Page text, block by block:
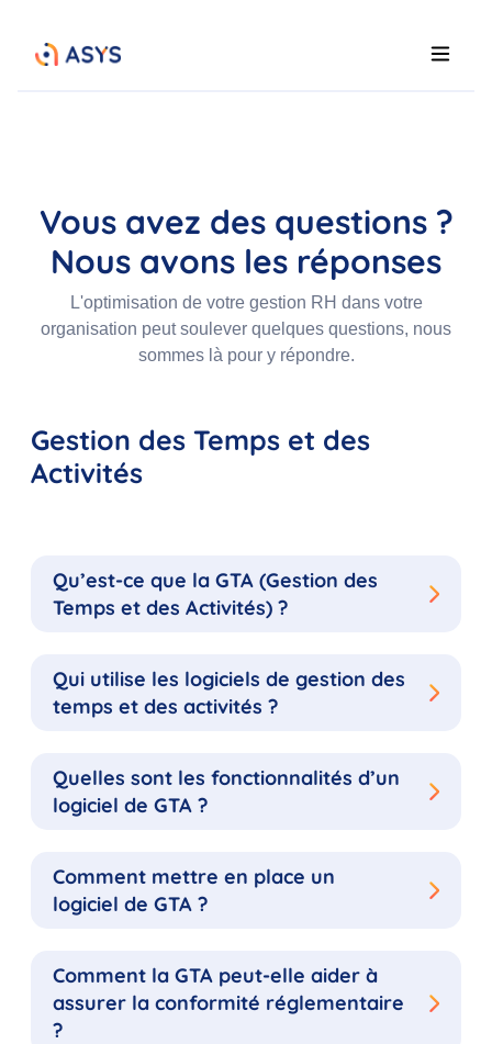
Vous avez des questions ?
Nous avons les réponses
L'optimisation de votre gestion RH dans votre
organisation peut soulever quelques questions, nous
sommes là pour y répondre.
Gestion des Temps et des
Activités
Qu’est-ce que la GTA (Gestion des
Temps et des Activités) ?
Qui utilise les logiciels de gestion des
temps et des activités ?
Quelles sont les fonctionnalités d’un
logiciel de GTA ?
Comment mettre en place un
logiciel de GTA ?
Comment la GTA peut-elle aider à
assurer la conformité réglementaire
?